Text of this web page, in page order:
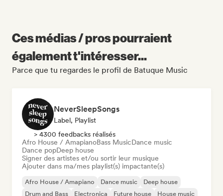
Ces médias / pros pourraient
également t'intéresser...
Parce que tu regardes le profil de Batuque Music
NeverSleepSongs
Label, Playlist
> 4300 feedbacks réalisés
Afro House / AmapianoBass MusicDance music
Dance popDeep house
Signer des artistes et/ou sortir leur musique
Ajouter dans ma/mes playlist(s) impactante(s)
Afro House / Amapiano Dance music
Deep house
Drum and Bass
Electronica Future house
House music